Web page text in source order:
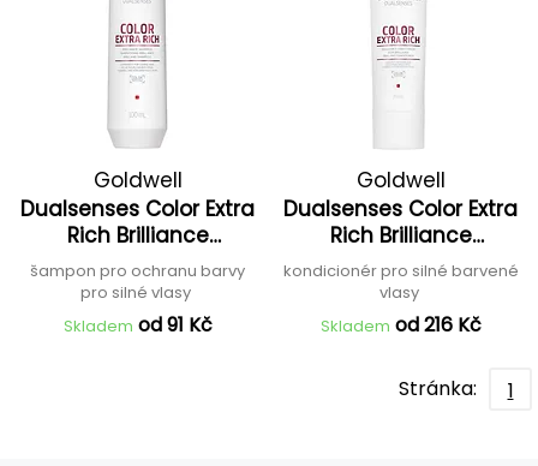
Goldwell
Dualsenses Color Extra
Rich Brilliance
Shampoo
šampon pro ochranu barvy
pro silné vlasy
Skladem od 91 Kč
Goldwell
Dualsenses Color Extra
Rich Brilliance
Conditioner
kondicionér pro silné barvené
vlasy
Skladem od 216 Kč
Stránka: 1